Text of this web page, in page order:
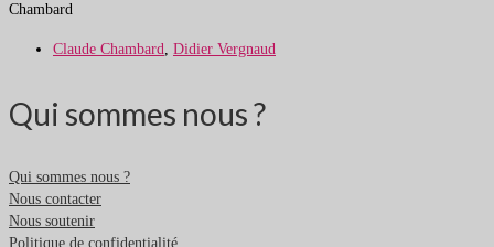
Chambard
Claude Chambard, Didier Vergnaud
Qui sommes nous ?
Qui sommes nous ?
Nous contacter
Nous soutenir
Politique de confidentialité